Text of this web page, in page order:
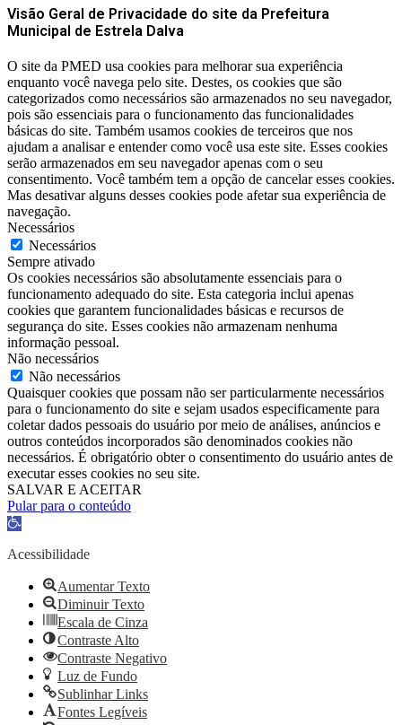
Visão Geral de Privacidade do site da Prefeitura
Municipal de Estrela Dalva
O site da PMED usa cookies para melhorar sua experiência
enquanto você navega pelo site. Destes, os cookies que são
categorizados como necessários são armazenados no seu navegador,
pois são essenciais para o funcionamento das funcionalidades
básicas do site. Também usamos cookies de terceiros que nos
ajudam a analisar e entender como você usa este site. Esses cookies
serão armazenados em seu navegador apenas com o seu
consentimento. Você também tem a opção de cancelar esses cookies.
Mas desativar alguns desses cookies pode afetar sua experiência de
navegação.
Necessários
Necessários
Sempre ativado
Os cookies necessários são absolutamente essenciais para o
funcionamento adequado do site. Esta categoria inclui apenas
cookies que garantem funcionalidades básicas e recursos de
segurança do site. Esses cookies não armazenam nenhuma
informação pessoal.
Não necessários
Não necessários
Quaisquer cookies que possam não ser particularmente necessários
para o funcionamento do site e sejam usados ​​especificamente para
coletar dados pessoais do usuário por meio de análises, anúncios e
outros conteúdos incorporados são denominados cookies não
necessários. É obrigatório obter o consentimento do usuário antes de
executar esses cookies no seu site.
SALVAR E ACEITAR
Pular para o conteúdo
Barra
Ferramentas
Acessibilidade
Aumentar Texto
Diminuir Texto
Escala de Cinza
Contraste Alto
Contraste Negativo
Luz de Fundo
Sublinhar Links
Fontes Legíveis